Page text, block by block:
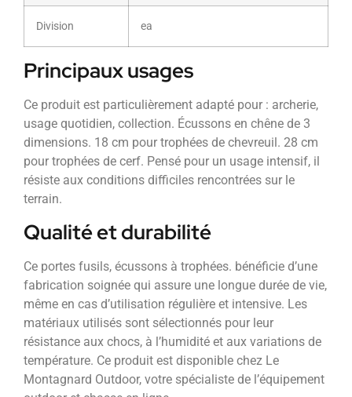
Division ea
Principaux usages
Ce produit est particulièrement adapté pour : archerie,
usage quotidien, collection. Écussons en chêne de 3
dimensions. 18 cm pour trophées de chevreuil. 28 cm
pour trophées de cerf. Pensé pour un usage intensif, il
résiste aux conditions difficiles rencontrées sur le
terrain.
Qualité et durabilité
Ce portes fusils, écussons à trophées. bénéficie d’une
fabrication soignée qui assure une longue durée de vie,
même en cas d’utilisation régulière et intensive. Les
matériaux utilisés sont sélectionnés pour leur
résistance aux chocs, à l’humidité et aux variations de
température. Ce produit est disponible chez Le
Montagnard Outdoor, votre spécialiste de l’équipement